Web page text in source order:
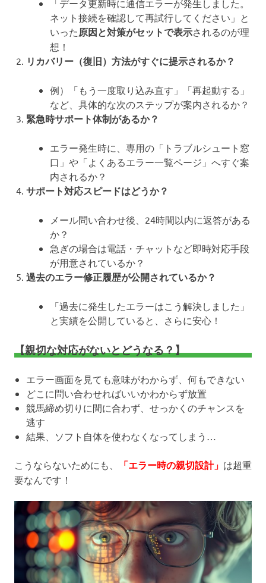
「データ更新時に通信エラーが発生しました。
ネット接続を確認して再試行してください」と
いった原因と対策がセットで表示されるのが理
想！
リカバリー（復旧）方法がすぐに提示されるか？
例）「もう一度取り込み直す」「再起動する」
など、具体的な次のステップが案内されるか？
緊急時サポート体制があるか？
エラー発生時に、専用の「トラブルシュート窓
口」や「よくあるエラー一覧ページ」へすぐ案
内されるか？
サポート対応スピードはどうか？
メール問い合わせ後、24時間以内に返答がある
か？
急ぎの場合は電話・チャットなど即時対応手段
が用意されているか？
過去のエラー修正履歴が公開されているか？
「過去に発生したエラーはこう解決しました」
と実績を公開していると、さらに安心！
【親切な対応がないとどうなる？】
エラー画面を見ても意味がわからず、何もできない
どこに問い合わせればいいかわからず放置
競馬締め切りに間に合わず、せっかくのチャンスを
逃す
結果、ソフト自体を使わなくなってしまう…
こうならないためにも、 「エラー時の親切設計」 は超重
要なんです！